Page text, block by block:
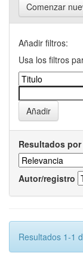
Comenzar
Añadir filtros:
Usa los filtros
Resultados
Autor/registro
Resultados 1-1